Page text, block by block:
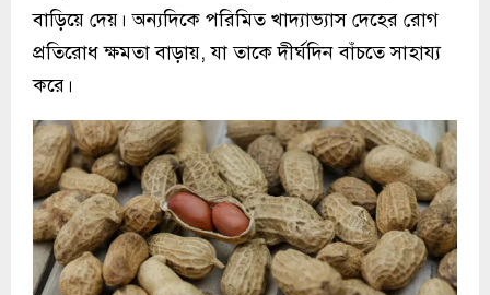
বাড়িয়ে দেয়। অন্যদিকে পরিমিত খাদ্যাভ্যাস দেহের রোগ
প্রতিরোধ ক্ষমতা বাড়ায়, যা তাকে দীর্ঘদিন বাঁচতে সাহায্য
করে।